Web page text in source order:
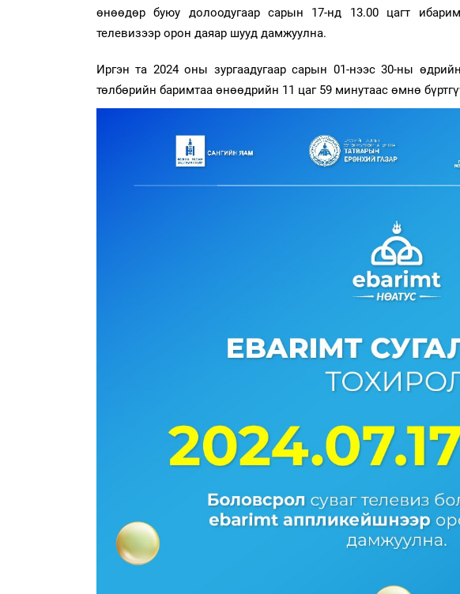
өнөөдөр буюу долоодугаар сарын 17-нд 13.00 цагт
телевизээр орон даяар шууд дамжуулна.
Иргэн та 2024 оны зургаадугаар сарын 01-нээс 30-ны
төлбөрийн баримтаа өнөөдрийн 11 цаг 59 минутаас өмнө